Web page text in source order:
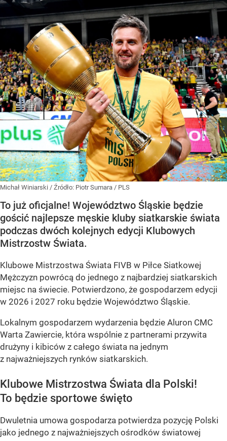
Michał Winiarski / Źródło: Piotr Sumara / PLS
To już oficjalne! Województwo Śląskie będzie
gościć najlepsze męskie kluby siatkarskie świata
podczas dwóch kolejnych edycji Klubowych
Mistrzostw Świata.
Klubowe Mistrzostwa Świata FIVB w Piłce Siatkowej
Mężczyzn powrócą do jednego z najbardziej siatkarskich
miejsc na świecie. Potwierdzono, że gospodarzem edycji
w 2026 i 2027 roku będzie Województwo Śląskie.
Lokalnym gospodarzem wydarzenia będzie Aluron CMC
Warta Zawiercie, która wspólnie z partnerami przywita
drużyny i kibiców z całego świata na jednym
z najważniejszych rynków siatkarskich.
Klubowe Mistrzostwa Świata dla Polski!
To będzie sportowe święto
Dwuletnia umowa gospodarza potwierdza pozycję Polski
jako jednego z najważniejszych ośrodków światowej